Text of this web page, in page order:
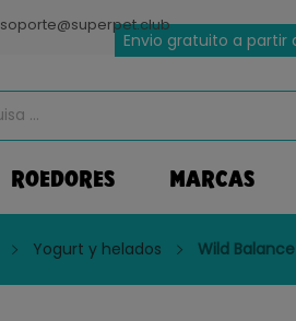
soporte@superpet.club
Envio gratuito a partir
ROEDORES MARCAS
Yogurt y helados Wild